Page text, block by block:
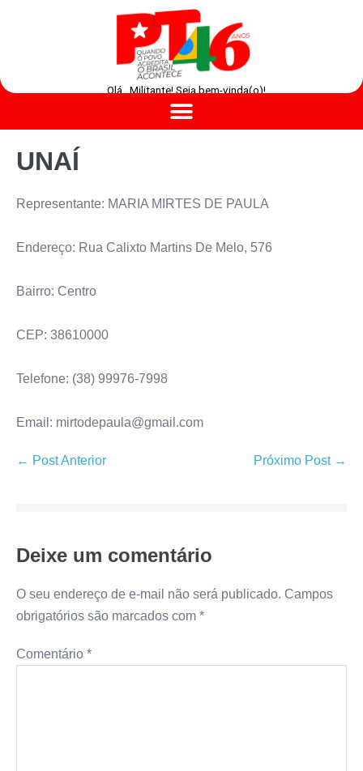
Olá , Militante! Seja bem-vinda(o)!
UNAÍ
Representante: MARIA MIRTES DE PAULA
Endereço: Rua Calixto Martins De Melo, 576
Bairro: Centro
CEP: 38610000
Telefone: (38) 99976-7998
Email: mirtodepaula@gmail.com
← Post Anterior Próximo Post →
Deixe um comentário
O seu endereço de e-mail não será publicado. Campos
obrigatórios são marcados com *
Comentário *